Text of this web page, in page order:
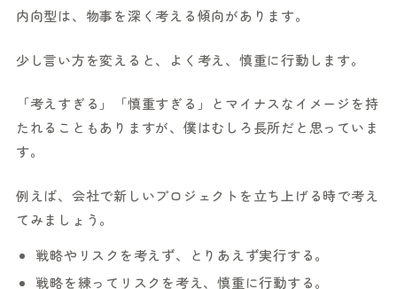
内向型は、物事を深く考える傾向があります。
少し言い方を変えると、よく考え、慎重に行動します。
「考えすぎる」「慎重すぎる」とマイナスなイメージを持
たれることもありますが、僕はむしろ長所だと思っていま
す。
例えば、会社で新しいプロジェクトを立ち上げる時で考え
てみましょう。
戦略やリスクを考えず、とりあえず実行する。
戦略を練ってリスクを考え、慎重に行動する。